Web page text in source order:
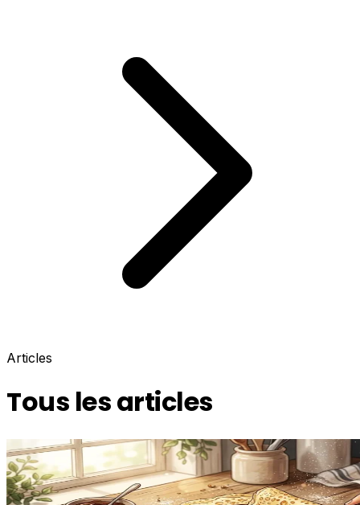
Articles
Tous les articles